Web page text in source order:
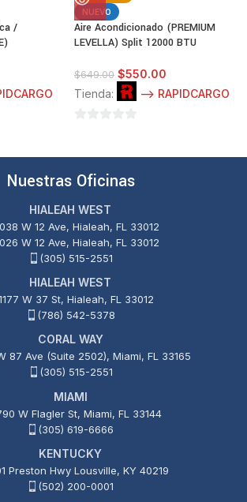
/
NUEVO
Aire Acondicionado (PREMIUM
LEVELLA) Split 12000 BTU
$649.00 $550.00
Tienda:
--> RAPIDCARGO
Nuestras Oficinas
HIALEAH WEST
W 12 Ave, Hialeah, FL 33012
W 12 Ave, Hialeah, FL 33012
(305) 515-2551
HIALEAH WEST
W 37 St, Hialeah, FL 33012
(786) 542-5378
CORAL WAY
87 Ave (Suite 2502), Miami, FL 33165
(305) 515-2551
MIAMI
W Flagler St, Miami, FL 33144
(305) 619-6666
KENTUCKY
Preston Hwy Lousville, KY 40219
(502) 200-0001